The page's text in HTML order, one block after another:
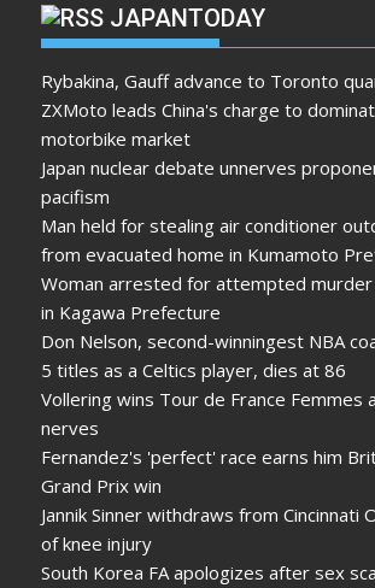
JAPANTODAY
Rybakina, Gauff advance to Toronto
ZXMoto leads China's charge to
motorbike market
Japan nuclear debate unnerves
pacifism
Man held for stealing air conditioner
from evacuated home in Kumamoto
Woman arrested for attempted murder
in Kagawa Prefecture
Don Nelson, second-winningest NBA
5 titles as a Celtics player, dies at 86
Vollering wins Tour de France Femmes
nerves
Fernandez's 'perfect' race earns him
Grand Prix win
Jannik Sinner withdraws from Cincinnati
of knee injury
South Korea FA apologizes after sex